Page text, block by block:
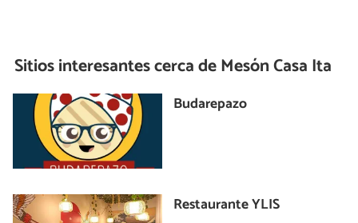
Sitios interesantes cerca deMesón Casa Ita
Budarepazo
Restaurante YLIS